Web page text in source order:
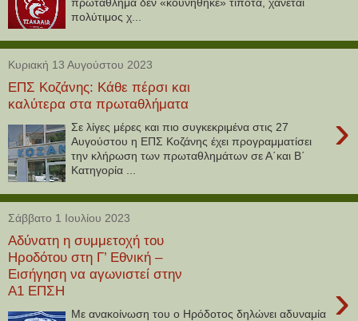
πολύτιμος χ...
Κυριακή 13 Αυγούστου 2023
ΕΠΣ Κοζάνης: Κάθε πέρσι και
καλύτερα στα πρωταθλήματα
›
Σε λίγες μέρες και πιο συγκεκριμένα στις 27
Αυγούστου η ΕΠΣ Κοζάνης έχει προγραμματίσει
την κλήρωση των πρωταθλημάτων σε Α΄και Β΄
Κατηγορία ...
Σάββατο 1 Ιουλίου 2023
Αδύνατη η συμμετοχή του
Ηροδότου στη Γ’ Εθνική –
Εισήγηση να αγωνιστεί στην
Α1 ΕΠΣΗ
›
Με ανακοίνωση του ο Ηρόδοτος δηλώνει αδυναμία